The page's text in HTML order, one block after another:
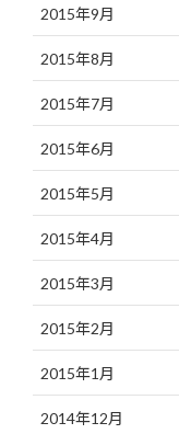
2015年9月
2015年8月
2015年7月
2015年6月
2015年5月
2015年4月
2015年3月
2015年2月
2015年1月
2014年12月